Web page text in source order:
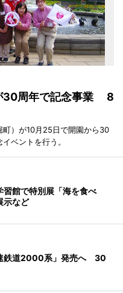
30周年で記念事業 8
）が10月25日で開園から30
ベントを行う。
習館で特別展「海を食べ
示など
鉄道2000系」発売へ 30